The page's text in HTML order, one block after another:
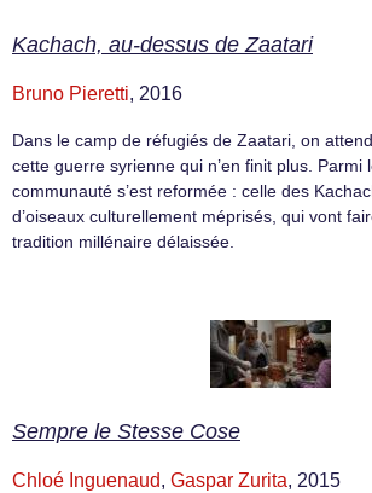
Kachach, au-dessus de Zaatari
Bruno Pieretti, 2016
Dans le camp de réfugiés de Zaatari, on
cette guerre syrienne qui n’en finit plus. Parmi
communauté s’est reformée : celle des
d’oiseaux culturellement méprisés, qui vont
tradition millénaire délaissée.
Sempre le Stesse Cose
Chloé Inguenaud, Gaspar Zurita, 2015